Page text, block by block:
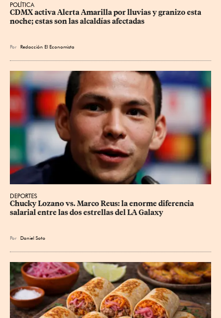
POLÍTICA
CDMX activa Alerta Amarilla por lluvias y granizo esta
noche; estas son las alcaldías afectadas
Por Redacción El Economista
DEPORTES
Chucky Lozano vs. Marco Reus: la enorme diferencia
salarial entre las dos estrellas del LA Galaxy
Por Daniel Soto